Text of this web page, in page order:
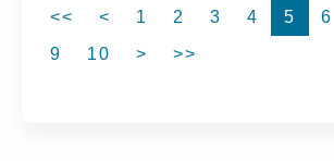
<< < 1 2 3 4 5 6
9
10 > >>